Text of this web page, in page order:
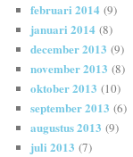
februari 2014 (9)
januari 2014 (8)
december 2013 (9)
november 2013 (8)
oktober 2013 (10)
september 2013 (6)
augustus 2013 (9)
juli 2013 (7)